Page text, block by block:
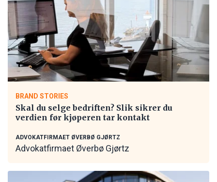
BRAND STORIES
Skal du selge bedriften? Slik sikrer du
verdien før kjøperen tar kontakt
ADVOKATFIRMAET ØVERBØ GJØRTZ
Advokatfirmaet Øverbø Gjørtz